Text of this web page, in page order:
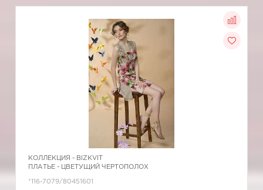
КОЛЛЕКЦИЯ - BIZKVIT
ПЛАТЬЕ - ЦВЕТУЩИЙ ЧЕРТОПОЛОХ
*116-7079/80451601